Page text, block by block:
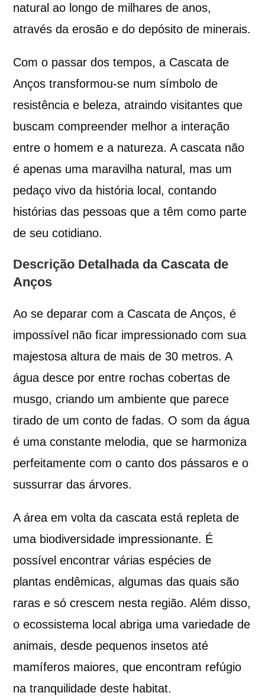
natural ao longo de milhares de anos,
através da erosão e do depósito de minerais.
Com o passar dos tempos, a Cascata de
Anços transformou-se num símbolo de
resistência e beleza, atraindo visitantes que
buscam compreender melhor a interação
entre o homem e a natureza. A cascata não
é apenas uma maravilha natural, mas um
pedaço vivo da história local, contando
histórias das pessoas que a têm como parte
de seu cotidiano.
Descrição Detalhada da Cascata de
Anços
Ao se deparar com a Cascata de Anços, é
impossível não ficar impressionado com sua
majestosa altura de mais de 30 metros. A
água desce por entre rochas cobertas de
musgo, criando um ambiente que parece
tirado de um conto de fadas. O som da água
é uma constante melodia, que se harmoniza
perfeitamente com o canto dos pássaros e o
sussurrar das árvores.
A área em volta da cascata está repleta de
uma biodiversidade impressionante. É
possível encontrar várias espécies de
plantas endêmicas, algumas das quais são
raras e só crescem nesta região. Além disso,
o ecossistema local abriga uma variedade de
animais, desde pequenos insetos até
mamíferos maiores, que encontram refúgio
na tranquilidade deste habitat.